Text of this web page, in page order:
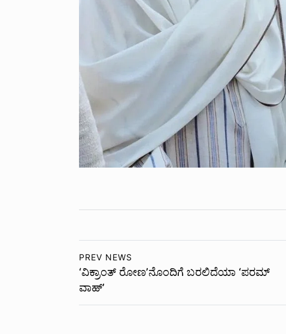
PREV NEWS
‘ವಿಕ್ರಾಂತ್ ರೋಣ’ನೊಂದಿಗೆ ಬರಲಿದೆಯಾ ‘ಪರಮ್
ವಾಹ್’